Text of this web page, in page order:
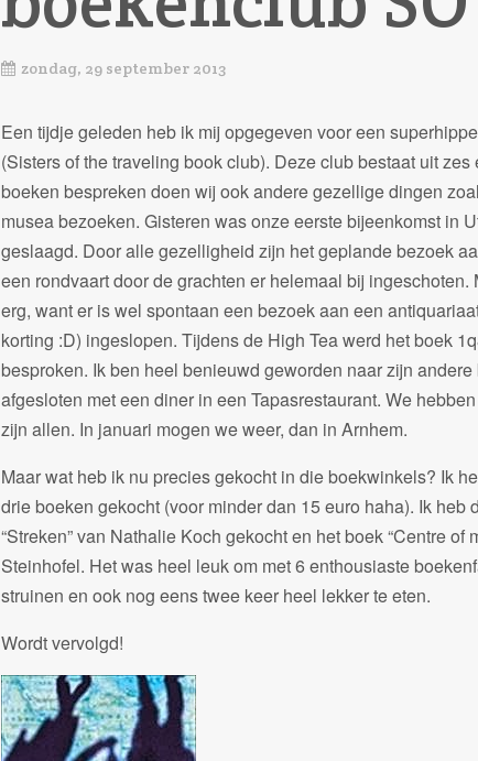
zondag, 29 september 2013
Een tijdje geleden heb ik mij opgegeven voor een
(Sisters of the traveling book club). Deze club bestaat uit
boeken bespreken doen wij ook andere gezellige dingen
musea bezoeken. Gisteren was onze eerste bijeenkomst in
geslaagd. Door alle gezelligheid zijn het geplande bezoek
een rondvaart door de grachten er helemaal bij
erg, want er is wel spontaan een bezoek aan een
korting :D) ingeslopen. Tijdens de High Tea werd het boek
besproken. Ik ben heel benieuwd geworden naar zijn
afgesloten met een diner in een Tapasrestaurant. We
zijn allen. In januari mogen we weer, dan in Arnhem.
Maar wat heb ik nu precies gekocht in die boekwinkels? Ik
drie boeken gekocht (voor minder dan 15 euro haha). Ik heb
“Streken” van Nathalie Koch gekocht en het boek “Centre of
Steinhofel. Het was heel leuk om met 6 enthousiaste
struinen en ook nog eens twee keer heel lekker te eten.
Wordt vervolgd!